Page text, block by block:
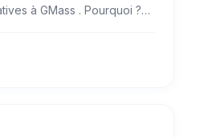
à GMass . Pourquoi ?